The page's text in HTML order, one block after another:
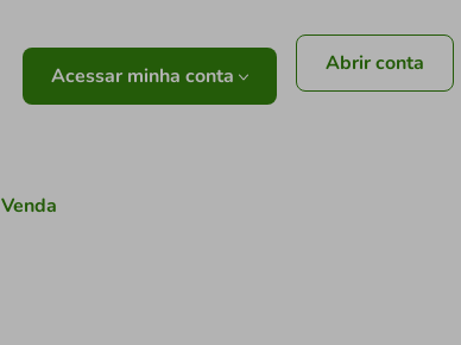
Acessar minha conta Abrir conta
Venda